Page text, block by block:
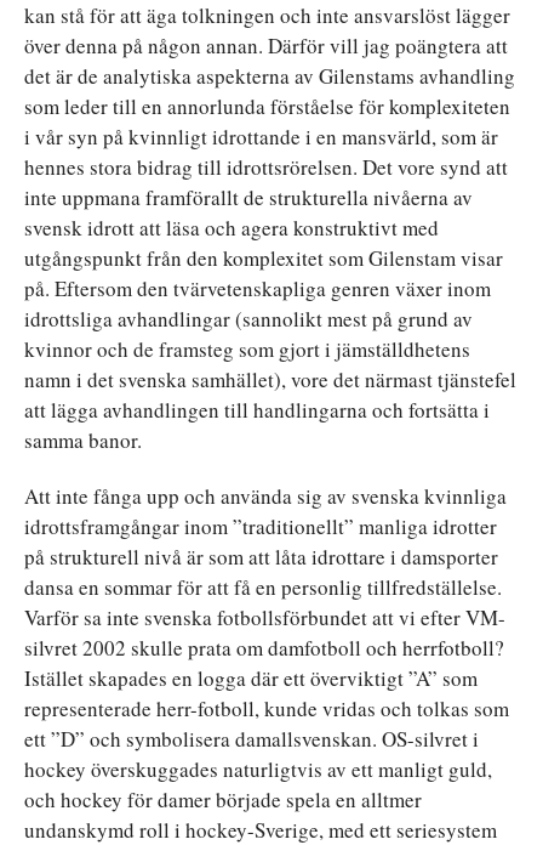
kan stå för att äga tolkningen och inte ansvarslöst lägger
över denna på någon annan. Därför vill jag poängtera att
det är de analytiska aspekterna av Gilenstams avhandling
som leder till en annorlunda förståelse för komplexiteten
i vår syn på kvinnligt idrottande i en mansvärld, som är
hennes stora bidrag till idrottsrörelsen. Det vore synd att
inte uppmana framförallt de strukturella nivåerna av
svensk idrott att läsa och agera konstruktivt med
utgångspunkt från den komplexitet som Gilenstam visar
på. Eftersom den tvärvetenskapliga genren växer inom
idrottsliga avhandlingar (sannolikt mest på grund av
kvinnor och de framsteg som gjort i jämställdhetens
namn i det svenska samhället), vore det närmast tjänstefel
att lägga avhandlingen till handlingarna och fortsätta i
samma banor.
Att inte fånga upp och använda sig av svenska kvinnliga
idrottsframgångar inom ”traditionellt” manliga idrotter
på strukturell nivå är som att låta idrottare i damsporter
dansa en sommar för att få en personlig tillfredställelse.
Varför sa inte svenska fotbollsförbundet att vi efter VM-
silvret 2002 skulle prata om damfotboll och herrfotboll?
Istället skapades en logga där ett överviktigt ”A” som
representerade herr-fotboll, kunde vridas och tolkas som
ett ”D” och symbolisera damallsvenskan. OS-silvret i
hockey överskuggades naturligtvis av ett manligt guld,
och hockey för damer började spela en alltmer
undanskymd roll i hockey-Sverige, med ett seriesystem